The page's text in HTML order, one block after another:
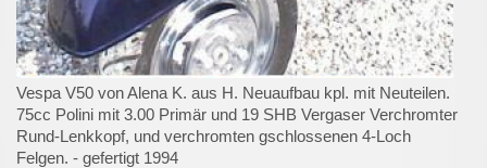
Vespa V50 von Alena K. aus H. Neuaufbau kpl. mit Neuteilen.
75cc Polini mit 3.00 Primär und 19 SHB Vergaser Verchromter
Rund-Lenkkopf, und verchromten gschlossenen 4-Loch
Felgen. - gefertigt 1994